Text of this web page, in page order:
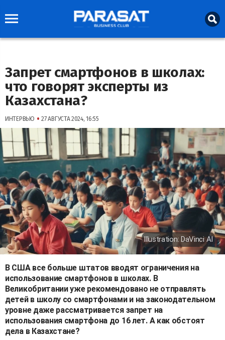
Запрет смартфонов в школах:
что говорят эксперты из
Казахстана?
ИНТЕРВЬЮ • 27 АВГУСТА 2024, 16:55
Illustration: DaVinci AI
В США все больше штатов вводят ограничения на
использование смартфонов в школах. В
Великобритании уже рекомендовано не отправлять
детей в школу со смартфонами и на законодательном
уровне даже рассматривается запрет на
использования смартфона до 16 лет. А как обстоят
дела в Казахстане?